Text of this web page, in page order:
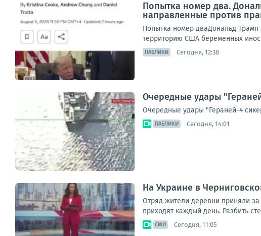
Попытка номер два.
направленные против
Попытка номер дваДональд Трамп
территорию США беременных
ПАБЛИКИ Сегодня, 12:38
Очередные удары
Очередные удары "Гераней-4
ПАБЛИКИ Сегодня, 14:01
На Украине в
Отряд жители деревни приняли
приходят каждый день. Разбить
СМИ Сегодня, 11:05